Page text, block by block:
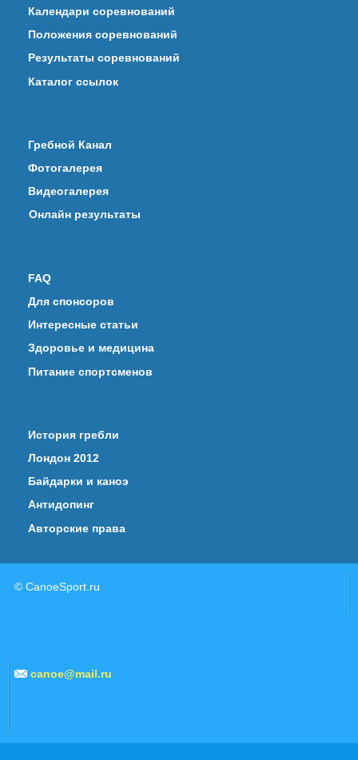
Календари соревнований
Положения соревнований
Результаты соревнований
Каталог ссылок
Гребной Канал
Фотогалерея
Видеогалерея
Онлайн результаты
FAQ
Для спонсоров
Интересные статьи
Здоровье и медицина
Питание спортсменов
История гребли
Лондон 2012
Байдарки и каноэ
Антидопинг
Авторские права
© CanoeSport.ru
canoe@mail.ru